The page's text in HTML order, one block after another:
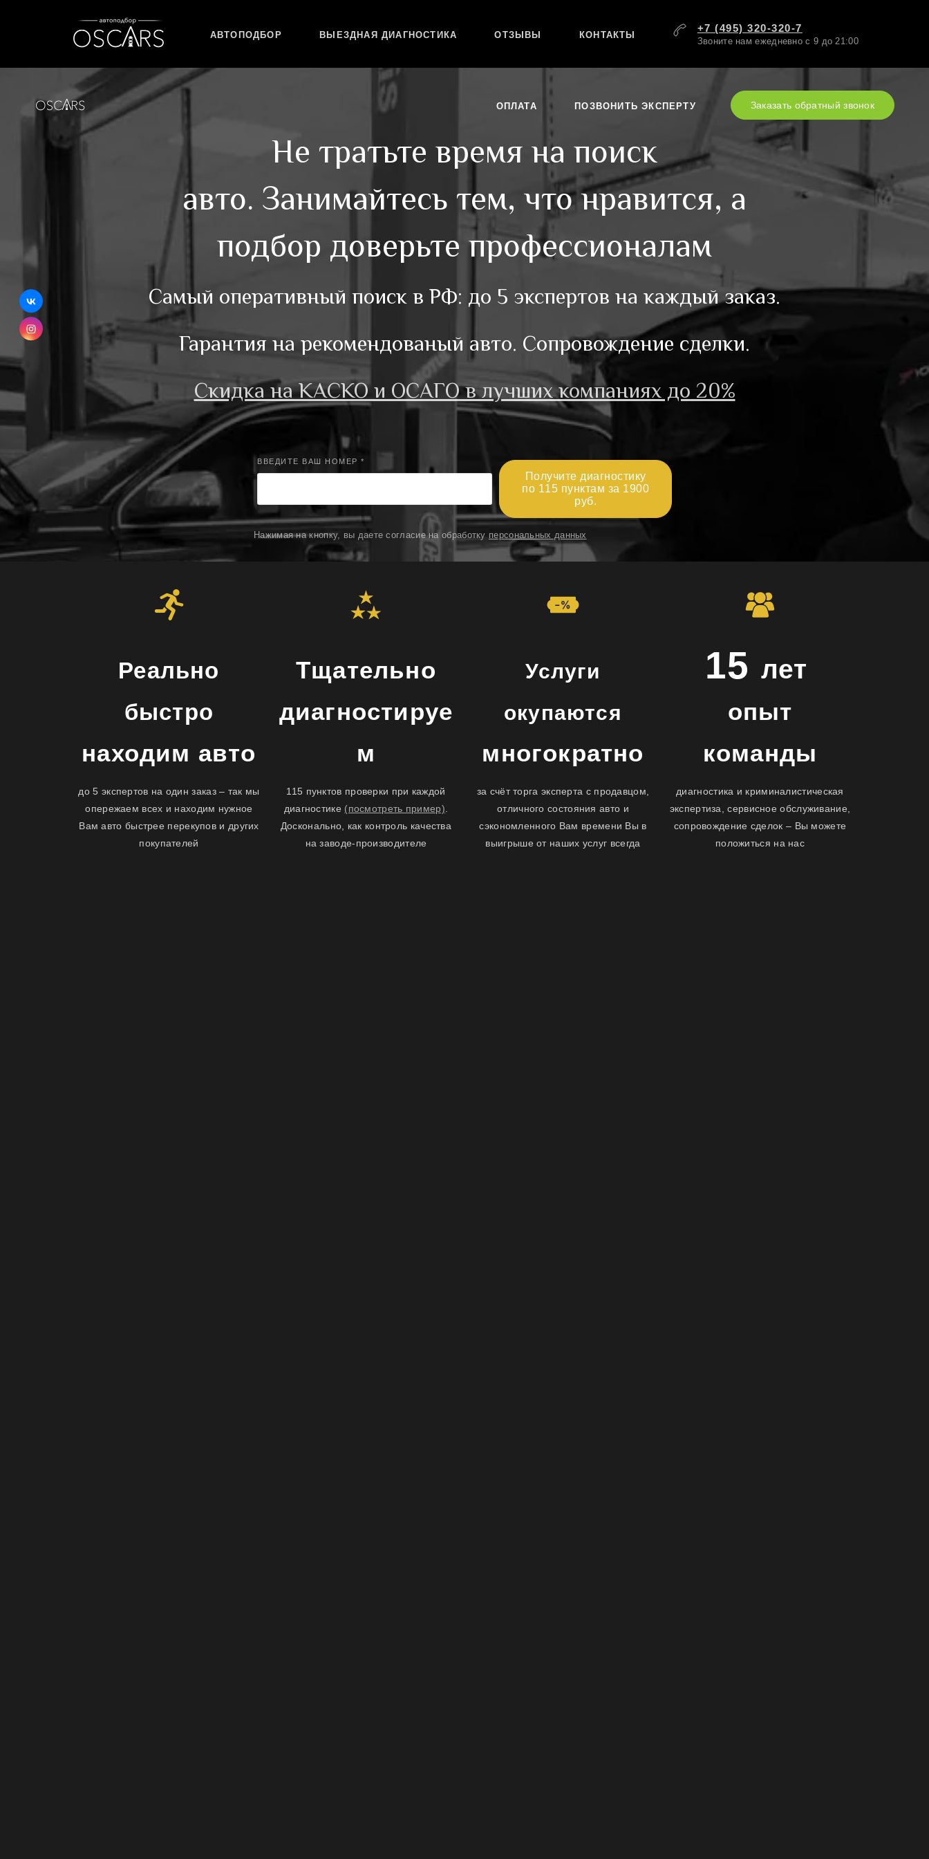
АВТОПОДБОР ВЫЕЗДНАЯ ДИАГНОСТИКА ОТЗЫВЫ КОНТАКТЫ
+7 (495) 320-320-7
Звоните нам ежедневно с 9 до 21:00
ОПЛАТА ПОЗВОНИТЬ ЭКСПЕРТУ Заказать обратный звонок
Не тратьте время на поиск
авто. Занимайтесь тем, что нравится, а
подбор доверьте профессионалам
Самый оперативный поиск в РФ: до 5 экспертов на каждый заказ.
Гарантия на рекомендованый авто. Сопровождение сделки.
Скидка на КАСКО и ОСАГО в лучших компаниях до 20%
ВВЕДИТЕ ВАШ НОМЕР *
Получите диагностику
по 115 пунктам за 1900
руб.
Нажимая на кнопку, вы даете согласие на обработку персональных данных
Реально
быстро
находим авто
до 5 экспертов на один заказ – так мы
опережаем всех и находим нужное
Вам авто быстрее перекупов и других
покупателей
Тщательно
диагностируе
м
115 пунктов проверки при каждой
диагностике (посмотреть пример).
Досконально, как контроль качества
на заводе-производителе
Услуги
окупаются
многократно
за счёт торга эксперта с продавцом,
отличного состояния авто и
сэкономленного Вам времени Вы в
выигрыше от наших услуг всегда
15 лет
опыт
команды
диагностика и криминалистическая
экспертиза, сервисное обслуживание,
сопровождение сделок – Вы можете
положиться на нас